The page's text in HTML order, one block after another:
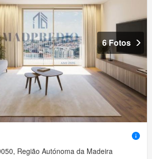
6 Fotos
Região Autónoma da Madeira